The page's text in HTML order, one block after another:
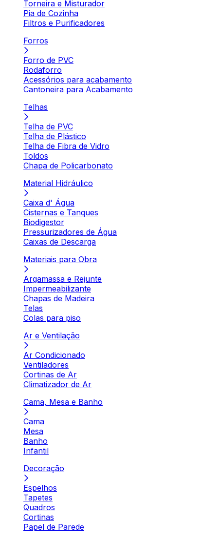
Torneira e Misturador
Pia de Cozinha
Filtros e Purificadores
Forros
Forro de PVC
Rodaforro
Acessórios para acabamento
Cantoneira para Acabamento
Telhas
Telha de PVC
Telha de Plástico
Telha de Fibra de Vidro
Toldos
Chapa de Policarbonato
Material Hidráulico
Caixa d' Água
Cisternas e Tanques
Biodigestor
Pressurizadores de Água
Caixas de Descarga
Materiais para Obra
Argamassa e Rejunte
Impermeabilizante
Chapas de Madeira
Telas
Colas para piso
Ar e Ventilação
Ar Condicionado
Ventiladores
Cortinas de Ar
Climatizador de Ar
Cama, Mesa e Banho
Cama
Mesa
Banho
Infantil
Decoração
Espelhos
Tapetes
Quadros
Cortinas
Papel de Parede